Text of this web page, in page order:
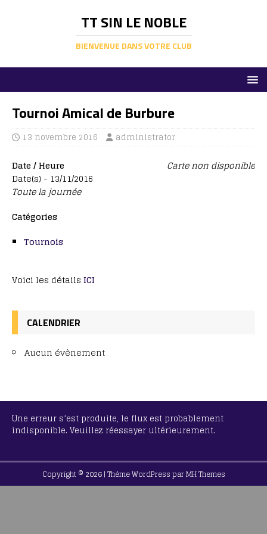
TT SIN LE NOBLE
BIENVENUE DANS VOTRE CLUB
Tournoi Amical de Burbure
13 novembre 2016 administrator
Carte non disponible
Date / Heure
Date(s) - 13/11/2016
Toute la journée
Catégories
Tournois
Voici les détails ICI
CALENDRIER
Aucun évènement
Une erreur s’est produite, le flux est probablement
indisponible. Veuillez réessayer ultérieurement.
Copyright © 2026 | Thème WordPress parMH Themes